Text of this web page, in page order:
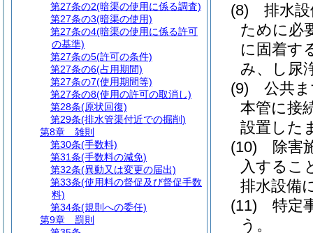
(8)
排水
ために必
に固着す
み、し尿
(9)
公共
本管に接
設置した
(10)
除害
入するこ
排水設備
(11)
特定
う。
第27条の2(暗渠の使用に係る調査)
第27条の3(暗渠の使用)
第27条の4(暗渠の使用に係る許可
の基準)
第27条の5(許可の条件)
第27条の6(占用期間)
第27条の7(使用期間等)
第27条の8(使用の許可の取消し)
第28条(原状回復)
第29条(排水管渠付近での掘削)
第8章
雑則
第30条(手数料)
第31条(手数料の減免)
第32条(異動又は変更の届出)
第33条(使用料の督促及び督促手数
料)
第34条(規則への委任)
第9章
罰則